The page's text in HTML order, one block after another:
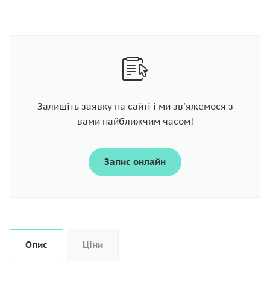
Залишіть заявку на сайті і ми зв'яжемося з
вами найближчим часом!
Запис онлайн
Опис Ціни